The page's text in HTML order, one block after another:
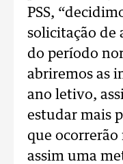
PSS,
solicitação de
do período
abriremos as
ano letivo,
estudar mais
que
assim uma